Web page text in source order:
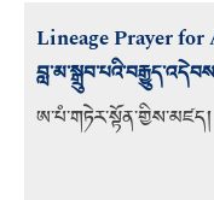
Lineage Prayer
ཨ་པཾ་གཏེར་སྟོན་གྱིས་མཛད།